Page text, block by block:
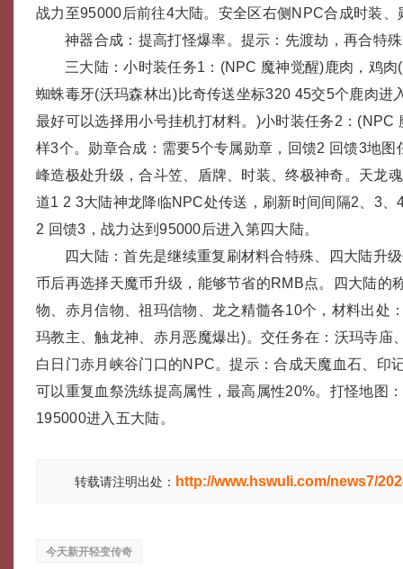
战力至95000后前往4大陆。安全区右侧NPC合成时装、
神器合成：提高打怪爆率。提示：先渡劫，再合特
三大陆：小时装任务1：(NPC 魔神觉醒)鹿肉，鸡
蜘蛛毒牙(沃玛森林出)比奇传送坐标320 45交5个鹿肉进
最好可以选择用小号挂机打材料。)小时装任务2：(NPC
样3个。勋章合成：需要5个专属勋章，回馈2 回馈3地图
峰造极处升级，合斗笠、盾牌、时装、终极神奇。天龙
道1 2 3大陆神龙降临NPC处传送，刷新时间间隔2、3、
2 回馈3，战力达到95000后进入第四大陆。
四大陆：首先是继续重复刷材料合特殊、四大陆升
币后再选择天魔币升级，能够节省的RMB点。四大陆的
物、赤月信物、祖玛信物、龙之精髓各10个，材料出处
玛教主、触龙神、赤月恶魔爆出)。交任务在：沃玛寺庙
白日门赤月峡谷门口的NPC。提示：合成天魔血石、印
可以重复血祭洗练提高属性，最高属性20%。打怪地图
195000进入五大陆。
转载请注明出处： http://www.hswuli.com/news7/
今天新开轻变传奇